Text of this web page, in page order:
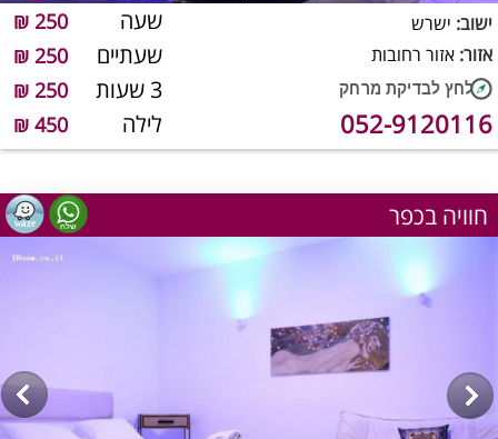
שעה 250 ₪
שעתיים 250 ₪
3 שעות 250 ₪
לילה 450 ₪
ישוב: ישרש
אזור: אזור רחובות
052-9120116
חוויה בכפר